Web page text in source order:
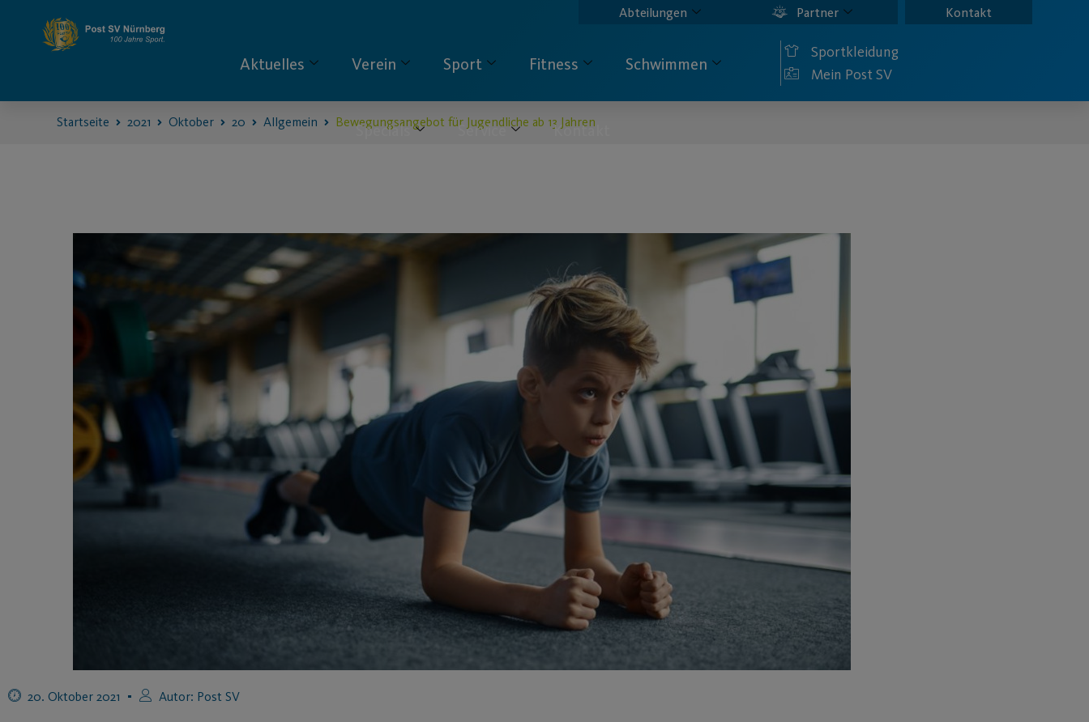
Abteilungen Partner Kontakt
Aktuelles Verein Sport Fitness Schwimmen
Specials Service Kontakt
Sportkleidung
Mein Post SV
Startseite 2021 Oktober 20 Allgemein Bewegungsangebot für Jugendliche ab 13 Jahren
20. Oktober 2021 Autor: Post SV